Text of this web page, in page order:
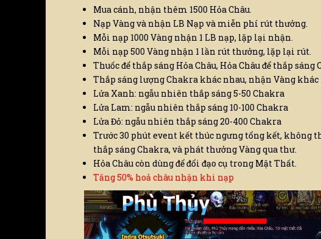
Mua cánh, nhận thêm 1500 Hỏa Châu.
Nạp Vàng và nhận LB Nạp và miễn phí rút thưởng.
Mỗi nạp 1000 Vàng nhận 1 LB nạp, lặp lại nhận.
Mỗi nạp 500 Vàng nhận 1 lần rút thưởng, lặp lại rút.
Thuốc để thắp sáng Hỏa Châu, Hỏa Châu để thắp sáng
Thắp sáng lượng Chakra khác nhau, nhận Vàng khác
Lửa Xanh: ngẫu nhiên thắp sáng 5-50 Chakra
Lửa Lam: ngẫu nhiên thắp sáng 10-100 Chakra
Lửa Đỏ: ngẫu nhiên thắp sáng 20-400 Chakra
Trước 30 phút event kết thúc ngưng tổng kết, không
thắp sáng Chakra, và phát thưởng Vàng qua thư.
Hỏa Châu còn dùng để đổi đạo cụ trong Mật Thất.
Tăng 50% hoả châu nhận khi nạp